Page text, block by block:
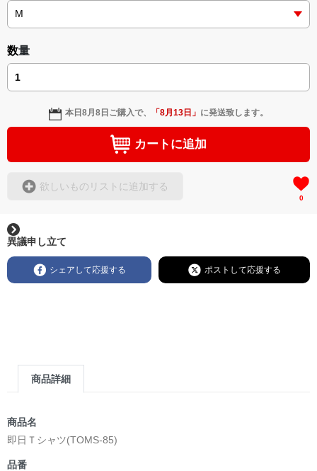
数量
本日8月8日 ご購入で、 「8月13日 」 に発送致します。
カートに追加
欲しいものリストに追加する
0
異議申し立て
シェアして応援する ポストして応援する
商品詳細
商品名
即日Ｔシャツ(TOMS-85)
品番